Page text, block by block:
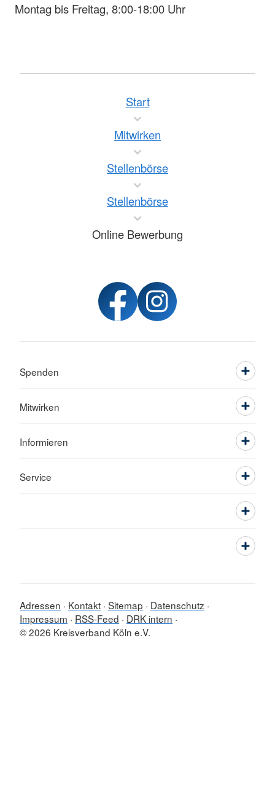
Montag bis Freitag, 8:00-18:00 Uhr
Start
Mitwirken
Stellenbörse
Stellenbörse
Online Bewerbung
Spenden
Mitwirken
Informieren
Service
Adressen Kontakt Sitemap
Datenschutz
Impressum
RSS-Feed
DRK intern
© 2026 Kreisverband Köln e.V.